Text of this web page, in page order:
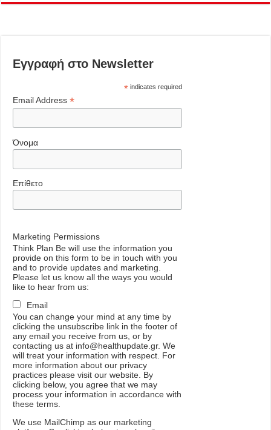
Εγγραφή στο Newsletter
*indicates required
Email Address*
Όνομα
Επίθετο
Marketing Permissions
Think Plan Be will use the information you
provide on this form to be in touch with you
and to provide updates and marketing.
Please let us know all the ways you would
like to hear from us:
Email
You can change your mind at any time by
clicking the unsubscribe link in the footer of
any email you receive from us, or by
contacting us at info@healthupdate.gr. We
will treat your information with respect. For
more information about our privacy
practices please visit our website. By
clicking below, you agree that we may
process your information in accordance with
these terms.
We use MailChimp as our marketing